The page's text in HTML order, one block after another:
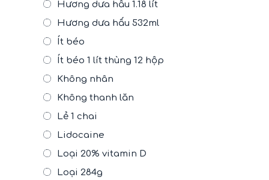
Hương dưa hấu 1.18 lít
Hương dưa hấu 532ml
Ít béo
Ít béo 1 lít thùng 12 hộp
Không nhân
Không thanh lăn
Lẻ 1 chai
Lidocaine
Loại 20% vitamin D
Loại 284g